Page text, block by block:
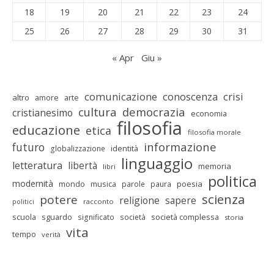
18
19 20 21 22 23
24
25
26 27 28 29 30 31
« Apr Giu »
altro amore arte comunicazione conoscenza crisi
cristianesimo cultura democrazia economia
educazione etica filosofia filosofia morale
futuro globalizzazione identità informazione
letteratura libertà libri linguaggio memoria
modernità mondo musica parole paura poesia politica
politici potere racconto religione sapere scienza
scuola sguardo significato società società complessa storia
tempo verità vita